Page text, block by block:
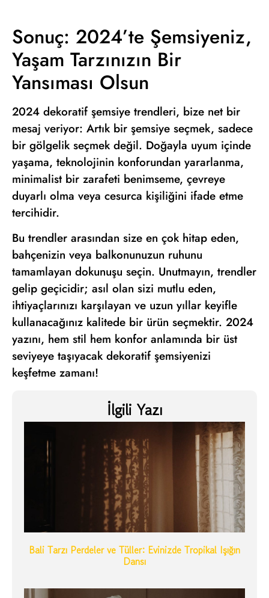
Sonuç: 2024’te Şemsiyeniz,
Yaşam Tarzınızın Bir
Yansıması Olsun
2024 dekoratif şemsiye trendleri, bize net bir
mesaj veriyor: Artık bir şemsiye seçmek, sadece
bir gölgelik seçmek değil. Doğayla uyum içinde
yaşama, teknolojinin konforundan yararlanma,
minimalist bir zarafeti benimseme, çevreye
duyarlı olma veya cesurca kişiliğini ifade etme
tercihidir.
Bu trendler arasından size en çok hitap eden,
bahçenizin veya balkonunuzun ruhunu
tamamlayan dokunuşu seçin. Unutmayın, trendler
gelip geçicidir; asıl olan sizi mutlu eden,
ihtiyaçlarınızı karşılayan ve uzun yıllar keyifle
kullanacağınız kalitede bir ürün seçmektir. 2024
yazını, hem stil hem konfor anlamında bir üst
seviyeye taşıyacak dekoratif şemsiyenizi
keşfetme zamanı!
İlgili Yazı
Bali Tarzı Perdeler ve Tüller: Evinizde Tropikal Işığın
Dansı